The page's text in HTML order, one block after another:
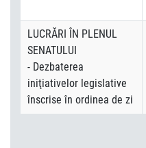
LUCRĂRI ÎN PLENUL
SENATULUI
- Dezbaterea
iniţiativelor legislative
înscrise în ordinea de zi